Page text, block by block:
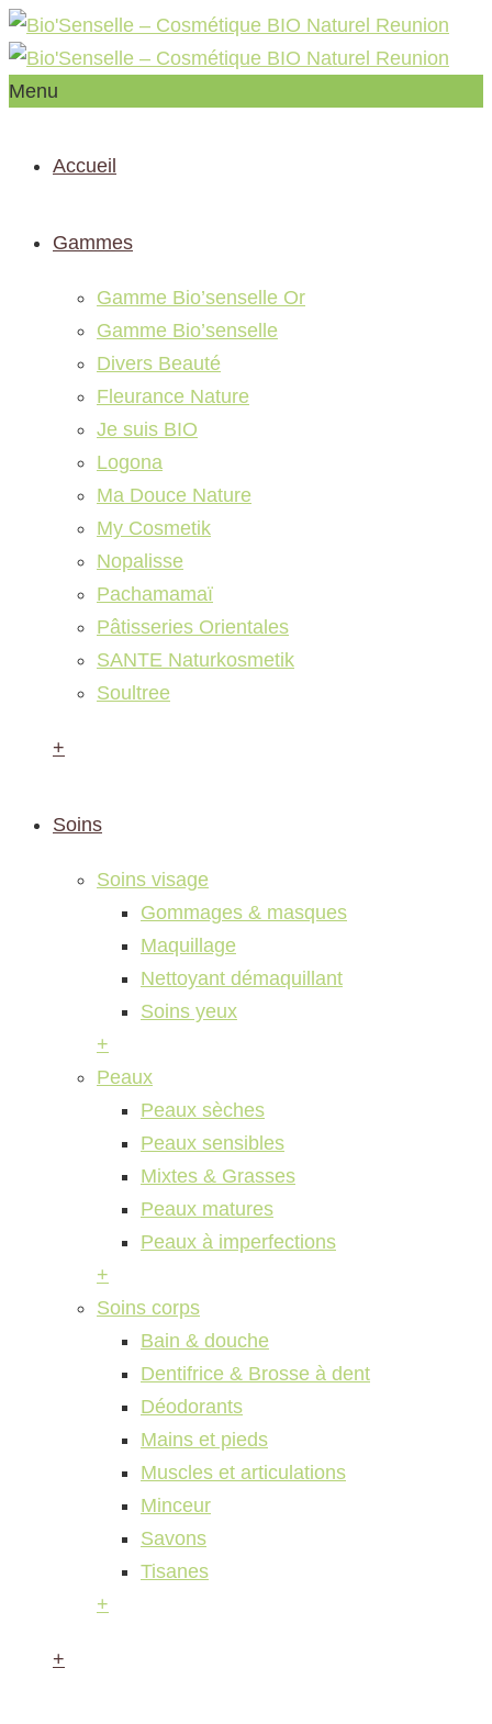
Menu
Accueil
Gammes
Gamme Bio’senselle Or
Gamme Bio’senselle
Divers Beauté
Fleurance Nature
Je suis BIO
Logona
Ma Douce Nature
My Cosmetik
Nopalisse
Pachamamaï
Pâtisseries Orientales
SANTE Naturkosmetik
Soultree
+
Soins
Soins visage
Gommages & masques
Maquillage
Nettoyant démaquillant
Soins yeux
+
Peaux
Peaux sèches
Peaux sensibles
Mixtes & Grasses
Peaux matures
Peaux à imperfections
+
Soins corps
Bain & douche
Dentifrice & Brosse à dent
Déodorants
Mains et pieds
Muscles et articulations
Minceur
Savons
Tisanes
+
+